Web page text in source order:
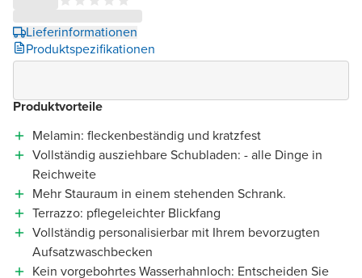
Lieferinformationen
Produktspezifikationen
Produktvorteile
Melamin: fleckenbeständig und kratzfest
Vollständig ausziehbare Schubladen: - alle Dinge in
Reichweite
Mehr Stauraum in einem stehenden Schrank.
Terrazzo: pflegeleichter Blickfang
Vollständig personalisierbar mit Ihrem bevorzugten
Aufsatzwaschbecken
Kein vorgebohrtes Wasserhahnloch: Entscheiden Sie